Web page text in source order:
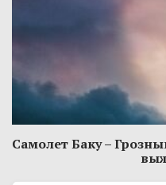
Самолет Баку –